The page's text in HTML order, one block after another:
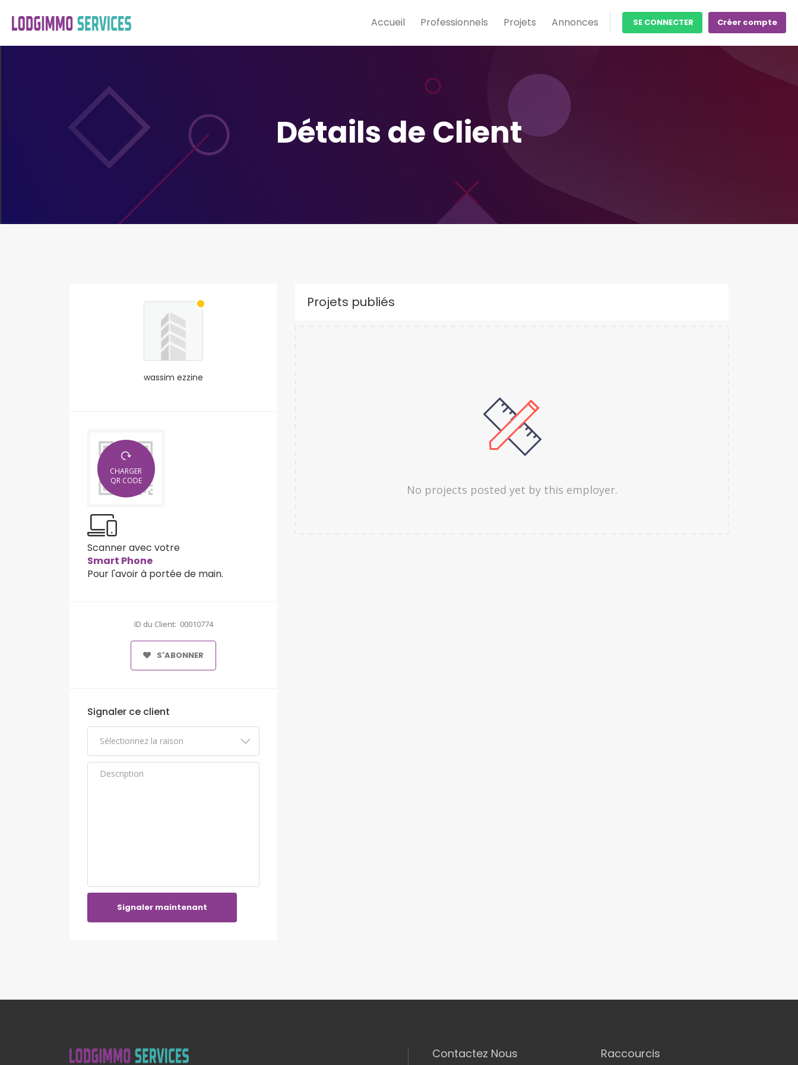
Accueil Professionnels Projets Annonces SE CONNECTER Créer compte
Détails de Client
wassim ezzine
CHARGER
QR CODE
Scanner avec votre
Smart Phone
Pour l'avoir à portée de main.
ID du Client: 00010774
S'ABONNER
Signaler ce client
Signaler maintenant
Projets publiés
No projects posted yet by this employer.
Contactez Nous Raccourcis